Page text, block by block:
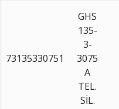
73135330751
GHS
135-
3-
3075
A
TEL.
SİL.